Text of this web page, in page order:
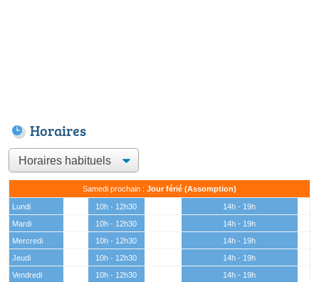
Horaires
Samedi prochain : Jour férié (Assomption)
Lundi 10h - 12h30
14h - 19h
Mardi
10h - 12h30
14h - 19h
Mercredi
10h - 12h30
14h - 19h
Jeudi
10h - 12h30
14h - 19h
Vendredi
10h - 12h30
14h - 19h